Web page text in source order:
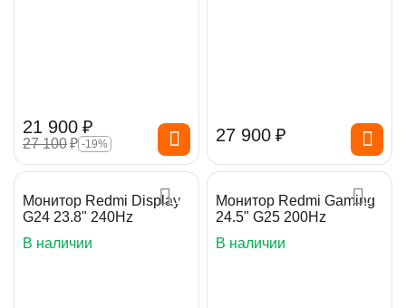
21 900 ₽
27 100₽ -19% 27 900 ₽
Монитор Redmi Display
G24 23.8" 240Hz
В наличии
Монитор Redmi Gaming
24.5" G25 200Hz
В наличии